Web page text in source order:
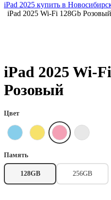
iPad 2025 купить в
iPad 2025 Wi-Fi 128Gb Розовый
iPad 2025 Wi-
Розовый
Цвет
Память
128GB 256GB